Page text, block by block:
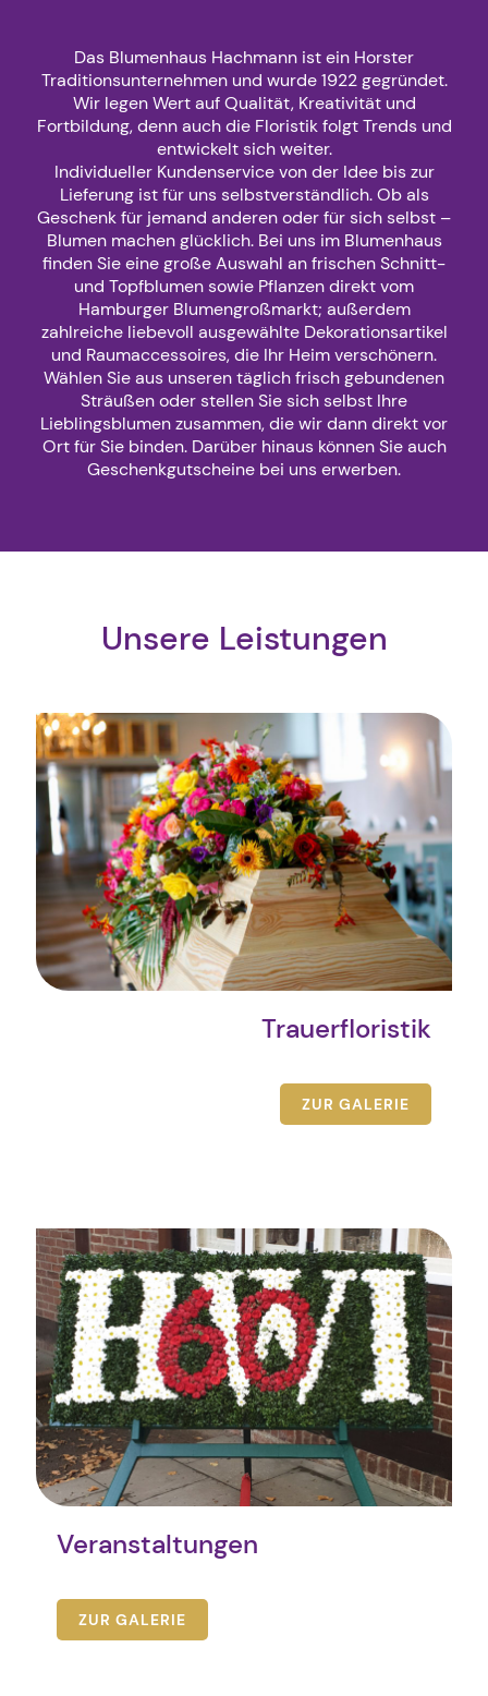
Das Blumenhaus Hachmann ist ein Horster
Traditionsunternehmen und wurde 1922 gegründet.
Wir legen Wert auf Qualität, Kreativität und
Fortbildung, denn auch die Floristik folgt Trends und
entwickelt sich weiter.
Individueller Kundenservice von der Idee bis zur
Lieferung ist für uns selbstverständlich. Ob als
Geschenk für jemand anderen oder für sich selbst –
Blumen machen glücklich. Bei uns im Blumenhaus
finden Sie eine große Auswahl an frischen Schnitt-
und Topfblumen sowie Pflanzen direkt vom
Hamburger Blumengroßmarkt; außerdem
zahlreiche liebevoll ausgewählte Dekorationsartikel
und Raumaccessoires, die Ihr Heim verschönern.
Wählen Sie aus unseren täglich frisch gebundenen
Sträußen oder stellen Sie sich selbst Ihre
Lieblingsblumen zusammen, die wir dann direkt vor
Ort für Sie binden. Darüber hinaus können Sie auch
Geschenkgutscheine bei uns erwerben.
Unsere Leistungen
Trauerfloristik
ZUR GALERIE
Veranstaltungen
ZUR GALERIE